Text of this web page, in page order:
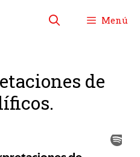
Menú
de